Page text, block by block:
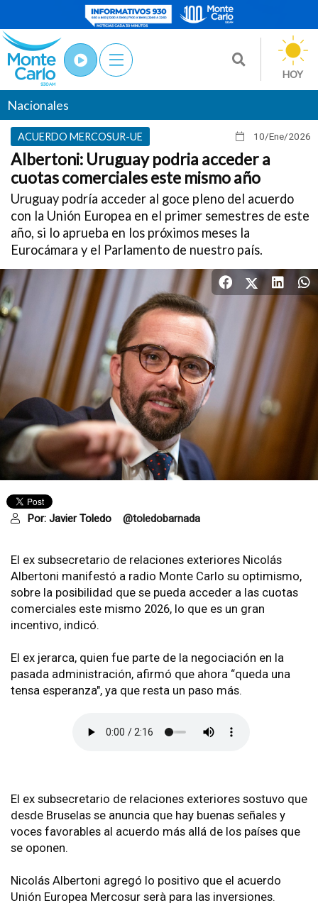
HOY
Nacionales
10/Ene/2026
ACUERDO MERCOSUR-UE
Albertoni: Uruguay podria acceder a
cuotas comerciales este mismo año
Uruguay podría acceder al goce pleno del acuerdo
con la Unión Europea en el primer semestres de este
año, si lo aprueba en los próximos meses la
Eurocámara y el Parlamento de nuestro país.
Por: Javier Toledo @toledobarnada
El ex subsecretario de relaciones exteriores Nicolás
Albertoni manifestó a radio Monte Carlo su optimismo,
sobre la posibilidad que se pueda acceder a las cuotas
comerciales este mismo 2026, lo que es un gran
incentivo, indicó.
El ex jerarca, quien fue parte de la negociación en la
pasada administración, afirmó que ahora “queda una
tensa esperanza", ya que resta un paso más.
El ex subsecretario de relaciones exteriores sostuvo que
desde Bruselas se anuncia que hay buenas señales y
voces favorables al acuerdo más allá de los países que
se oponen.
Nicolás Albertoni agregó lo positivo que el acuerdo
Unión Europea Mercosur serà para las inversiones.